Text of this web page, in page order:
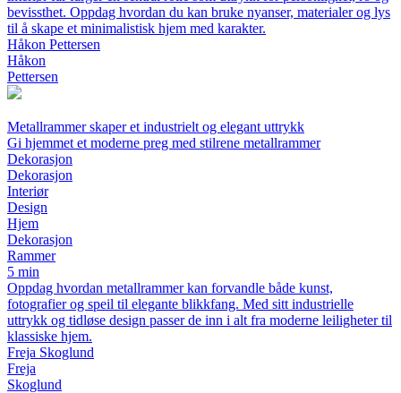
bevissthet. Oppdag hvordan du kan bruke nyanser, materialer og lys
til å skape et minimalistisk hjem med karakter.
Håkon Pettersen
Håkon
Pettersen
Metallrammer skaper et industrielt og elegant uttrykk
Gi hjemmet et moderne preg med stilrene metallrammer
Dekorasjon
Dekorasjon
Interiør
Design
Hjem
Dekorasjon
Rammer
5 min
Oppdag hvordan metallrammer kan forvandle både kunst,
fotografier og speil til elegante blikkfang. Med sitt industrielle
uttrykk og tidløse design passer de inn i alt fra moderne leiligheter til
klassiske hjem.
Freja Skoglund
Freja
Skoglund